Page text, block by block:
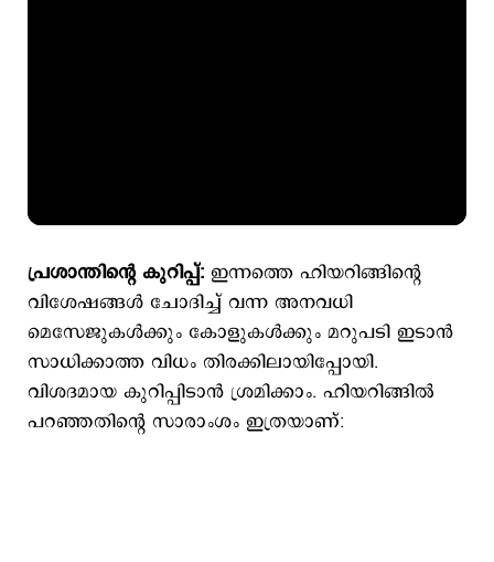
പ്രശാന്തിന്റെ കുറിപ്പ്: ഇന്നത്തെ ഹിയറിങ്ങിന്റെ
വിശേഷങ്ങൾ ചോദിച്ച് വന്ന അനവധി
മെസേജുകൾക്കും കോളുകൾക്കും മറുപടി ഇടാൻ
സാധിക്കാത്ത വിധം തിരക്കിലായിപ്പോയി.
വിശദമായ കുറിപ്പിടാൻ ശ്രമിക്കാം. ഹിയറിങ്ങിൽ
പറഞ്ഞതിന്റെ സാരാംശം ഇത്രയാണ്: